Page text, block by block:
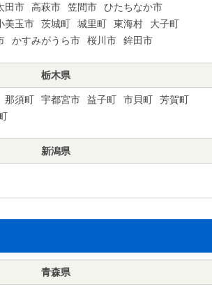
田市 高萩市 笠間市
ひたちなか市
美玉市 茨城町 城里町 東海村
大子町
かすみがうら市 桜川市 鉾田市
栃木県
那須町 宇都宮市 益子町 市貝町
芳賀町
新潟県
青森県